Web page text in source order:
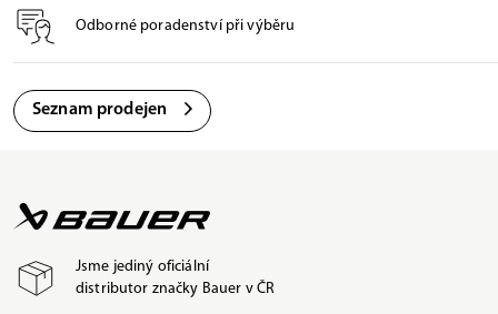
Odborné poradenství při výběru
Seznam prodejen
Jsme jediný oficiální
distributor značky Bauer v ČR